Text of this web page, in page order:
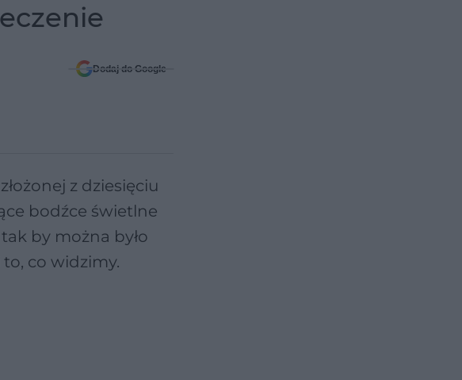
Dodaj do Google
z dziesięciu
bodźce świetlne
by można było
co widzimy.